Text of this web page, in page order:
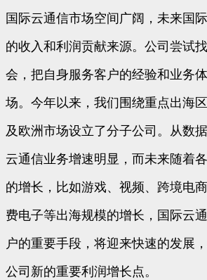
国际云通信市场空间广阔，未来国
的收入和利润贡献来源。公司尝试
会，把自身服务客户的经验和业务
场。今年以来，我们围绕重点出海
及欧洲市场设立了分子公司。从数
云通信业务增速明显，而未来随着
的增长，比如游戏、视频、跨境电
费电子等出海规模的增长，国际云
户的重要手段，将迎来快速的发展
公司新的重要利润增长点。